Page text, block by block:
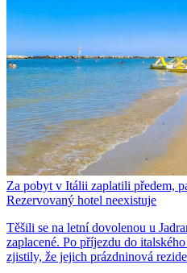
Za pobyt v Itálii zaplatili předem,
Rezervovaný hotel neexistuje
Těšili se na letní dovolenou u
zaplacené. Po příjezdu do
zjistily, že jejich prázdninová